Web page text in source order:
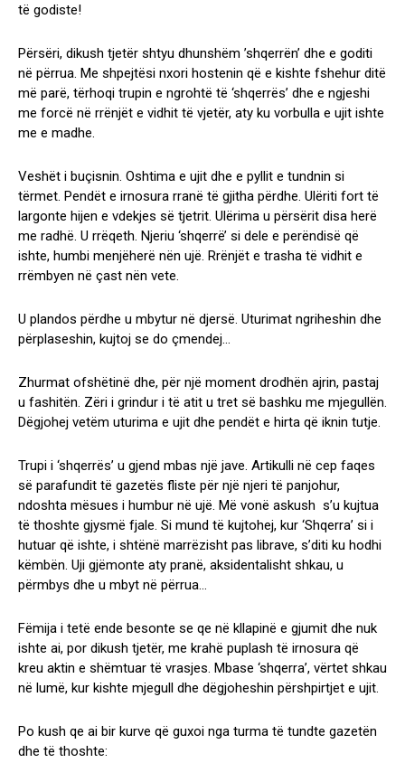
të godiste!
Përsëri, dikush tjetër shtyu dhunshëm ’shqerrën’ dhe e goditi
në përrua. Me shpejtësi nxori hostenin që e kishte fshehur ditë
më parë, tërhoqi trupin e ngrohtë të ‘shqerrës’ dhe e ngjeshi
me forcë në rrënjët e vidhit të vjetër, aty ku vorbulla e ujit ishte
me e madhe.
Veshët i buçisnin. Oshtima e ujit dhe e pyllit e tundnin si
tërmet. Pendët e irnosura rranë të gjitha përdhe. Ulëriti fort të
largonte hijen e vdekjes së tjetrit. Ulërima u përsërit disa herë
me radhë. U rrëqeth. Njeriu ‘shqerrë’ si dele e perëndisë që
ishte, humbi menjëherë nën ujë. Rrënjët e trasha të vidhit e
rrëmbyen në çast nën vete.
U plandos përdhe u mbytur në djersë. Uturimat ngriheshin dhe
përplaseshin, kujtoj se do çmendej…
Zhurmat ofshëtinë dhe, për një moment drodhën ajrin, pastaj
u fashitën. Zëri i grindur i të atit u tret së bashku me mjegullën.
Dëgjohej vetëm uturima e ujit dhe pendët e hirta që iknin tutje.
Trupi i ‘shqerrës’ u gjend mbas një jave. Artikulli në cep faqes
së parafundit të gazetës fliste për një njeri të panjohur,
ndoshta mësues i humbur në ujë. Më vonë askush s’u kujtua
të thoshte gjysmë fjale. Si mund të kujtohej, kur ‘Shqerra’ si i
hutuar që ishte, i shtënë marrëzisht pas librave, s’diti ku hodhi
këmbën. Uji gjëmonte aty pranë, aksidentalisht shkau, u
përmbys dhe u mbyt në përrua…
Fëmija i tetë ende besonte se qe në kllapinë e gjumit dhe nuk
ishte ai, por dikush tjetër, me krahë puplash të irnosura që
kreu aktin e shëmtuar të vrasjes. Mbase ‘shqerra’, vërtet shkau
në lumë, kur kishte mjegull dhe dëgjoheshin përshpirtjet e ujit.
Po kush qe ai bir kurve që guxoi nga turma të tundte gazetën
dhe të thoshte: